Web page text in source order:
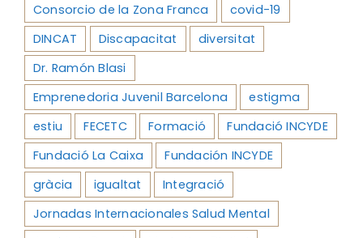
Consorcio de la Zona Franca
covid-19
DINCAT
Discapacitat
diversitat
Dr. Ramón Blasi
Emprenedoria Juvenil Barcelona
estigma
estiu
FECETC Formació
Fundació INCYDE
Fundació La Caixa
Fundación INCYDE
gràcia
igualtat
Integració
Jornadas Internacionales Salud Mental